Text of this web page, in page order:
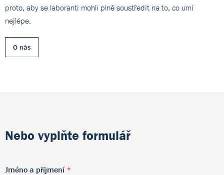
proto, aby se laboranti mohli plně soustředit na to, co umí
nejlépe.
O nás
Nebo vyplňte formulář
Jméno a příjmení *